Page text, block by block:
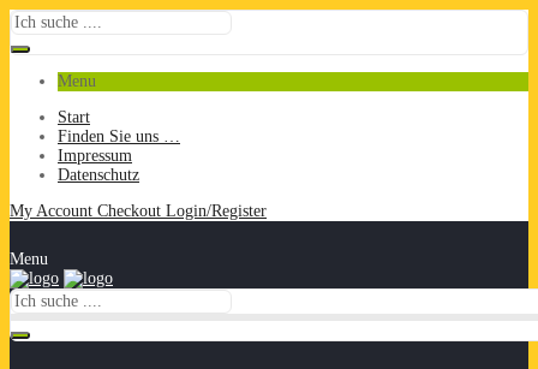
Menu
Start
Finden Sie uns …
Impressum
Datenschutz
My Account Checkout Login/Register
Menu